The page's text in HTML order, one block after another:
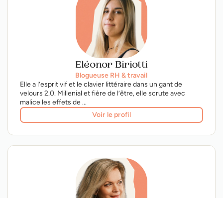
Eléonor Biriotti
Blogueuse RH & travail
Elle a l’esprit vif et le clavier littéraire dans un gant de
velours 2.0. Millenial et fière de l’être, elle scrute avec
malice les effets de ...
Voir le profil